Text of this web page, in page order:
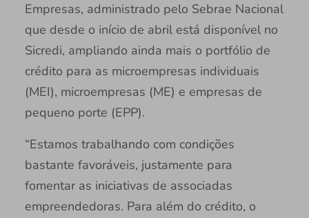
Empresas, administrado pelo Sebrae Nacional
que desde o início de abril está disponível no
Sicredi, ampliando ainda mais o portfólio de
crédito para as microempresas individuais
(MEI), microempresas (ME) e empresas de
pequeno porte (EPP).
“Estamos trabalhando com condições
bastante favoráveis, justamente para
fomentar as iniciativas de associadas
empreendedoras. Para além do crédito, o